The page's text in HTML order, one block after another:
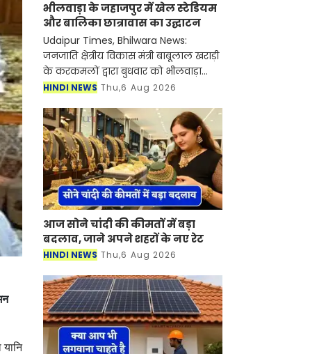
भीलवाड़ा के जहाजपुर में खेल स्टेडियम
और बालिका छात्रावास का उद्घाटन
Udaipur Times, Bhilwara News:
जनजाति क्षेत्रीय विकास मंत्री बाबूलाल खराड़ी
के करकमलों द्वारा बुधवार को भीलवाड़ा
जिले के जहाजपुर में विभिन्न विकास कार्यों
इस अवसर पर
HINDI NEWS Thu,6 Aug 2026
आज सोने चांदी की कीमतों में बड़ा
बदलाव, जाने अपने शहरों के नए रेट
HINDI NEWS Thu,6 Aug 2026